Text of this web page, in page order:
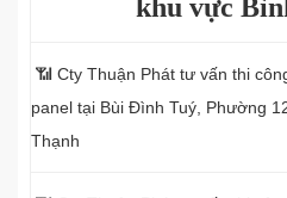
khu vực
📶 Cty Thuận Phát tư vấn thi
panel tại Bùi Đình Tuý, Phường
Thạnh